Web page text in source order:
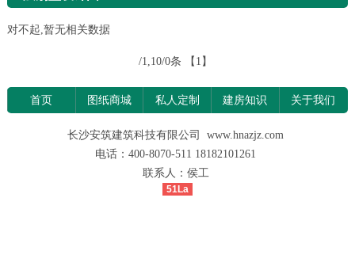
对不起,暂无相关数据
/1,10/0条 【1】
首页 图纸商城 私人定制 建房知识 关于我们
长沙安筑建筑科技有限公司 www.hnazjz.com
电话：400-8070-511 18182101261
联系人：侯工
51La